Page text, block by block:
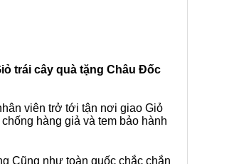
trái cây quà tặng Châu Đốc
viên trở tới tận nơi giao Giỏ
hàng giả và tem bảo hành
Cũng như toàn quốc chắc chắn